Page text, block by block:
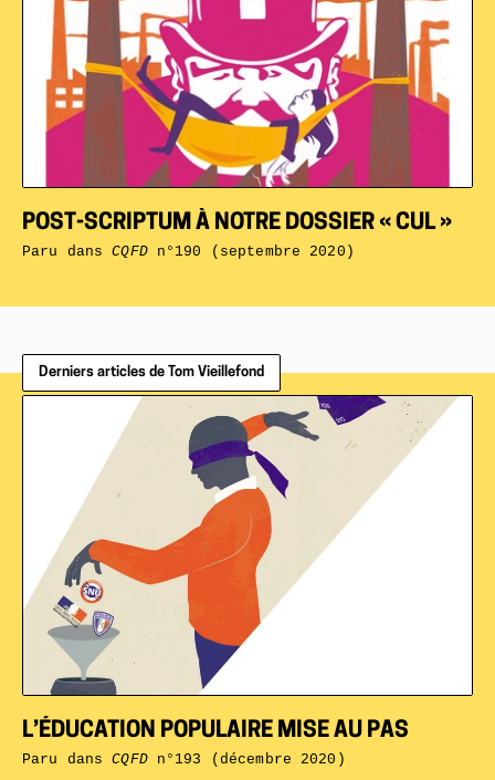
POST-SCRIPTUM À NOTRE DOSSIER « CUL »
Paru dansCQFDn°190 (septembre 2020)
Derniers articles de Tom Vieillefond
L’ÉDUCATION POPULAIRE MISE AU PAS
Paru dansCQFDn°193 (décembre 2020)